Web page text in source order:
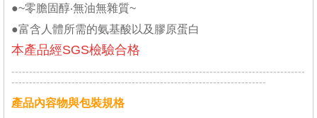
●~零膽固醇‧無油無雜質~
●富含人體所需的氨基酸以及膠原蛋白
本產品經SGS檢驗合格
-----------------------------------------------------------------------------------
------------------------------------------------------------------------
產品內容物與包裝規格